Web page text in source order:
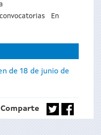
En
de 18 de junio de
Comparte